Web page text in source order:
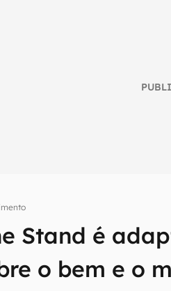
Stand é
o bem e o
inteligente do mundo tech!
do Canaltech e receba